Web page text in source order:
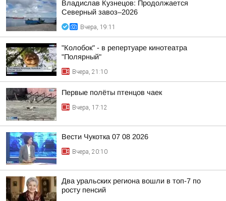
Владислав Кузнецов: Продолжается
Северный завоз–2026
Вчера, 19:11
"Колобок" - в репертуаре кинотеатра
"Полярный"
Вчера, 21:10
Первые полёты птенцов чаек
Вчера, 17:12
Вести Чукотка 07 08 2026
Вчера, 20:10
Два уральских региона вошли в топ-7 по
росту пенсий